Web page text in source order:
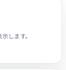
します。